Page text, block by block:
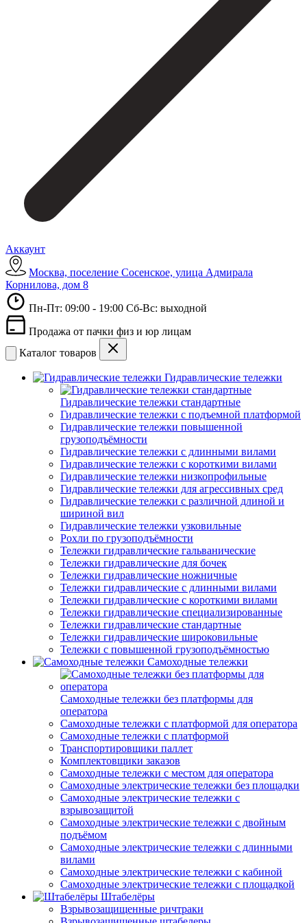
Аккаунт
Москва, поселение Сосенское, улица Адмирала
Корнилова, дом 8
Пн-Пт: 09:00 - 19:00 Сб-Вс: выходной
Продажа от пачки физ и юр лицам
Каталог товаров
Гидравлические тележки
Гидравлические тележки стандартные
Гидравлические тележки с подъемной платформой
Гидравлические тележки повышенной
грузоподъёмности
Гидравлические тележки с длинными вилами
Гидравлические тележки с короткими вилами
Гидравлические тележки низкопрофильные
Гидравлические тележки для агрессивных сред
Гидравлические тележки с различной длиной и
шириной вил
Гидравлические тележки узковильные
Рохли по грузоподъёмности
Тележки гидравлические гальванические
Тележки гидравлические для бочек
Тележки гидравлические ножничные
Тележки гидравлические с длинными вилами
Тележки гидравлические с короткими вилами
Тележки гидравлические специализированные
Тележки гидравлические стандартные
Тележки гидравлические широковильные
Тележки с повышенной грузоподъёмностью
Самоходные тележки
Самоходные тележки без платформы для
оператора
Самоходные тележки с платформой для оператора
Самоходные тележки с платформой
Транспортировщики паллет
Комплектовщики заказов
Самоходные тележки с местом для оператора
Самоходные электрические тележки без площадки
Самоходные электрические тележки с
взрывозащитой
Самоходные электрические тележки с двойным
подъёмом
Самоходные электрические тележки с длинными
вилами
Самоходные электрические тележки с кабиной
Самоходные электрические тележки с площадкой
Штабелёры
Взрывозащищенные ричтраки